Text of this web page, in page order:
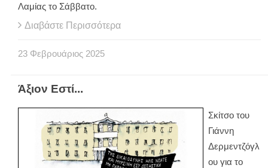
Λαμίας το Σάββατο.
Διαβάστε Περισσότερα
23 Φεβρουάριος 2025
Άξιον Εστί...
Σκίτσο του
Γιάννη
Δερμεντζόγλ
ου για το